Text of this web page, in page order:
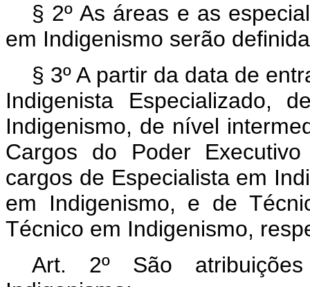
§ 2º As áreas e as
em Indigenismo serão
§ 3º A partir da data de
Indigenista Especializado,
Indigenismo, de nível
Cargos do Poder
cargos de Especialista em
em Indigenismo, e de
Técnico em Indigenismo,
Art. 2º São